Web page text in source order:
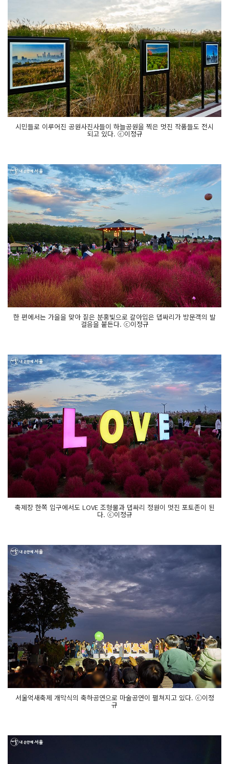
시민들로 이루어진 공원사진사들이 하늘공원을 찍은 멋진 작품들도 전시
되고 있다. ⓒ이정규
한 편에서는 가을을 맞아 짙은 분홍빛으로 갈아입은 댑싸리가 방문객의 발
걸음을 붙든다. ⓒ이정규
축제장 한쪽 입구에서도 LOVE 조형물과 댑싸리 정원이 멋진 포토존이 된
다. ⓒ이정규
서울억새축제 개막식의 축하공연으로 마술공연이 펼쳐지고 있다. ⓒ이정
규